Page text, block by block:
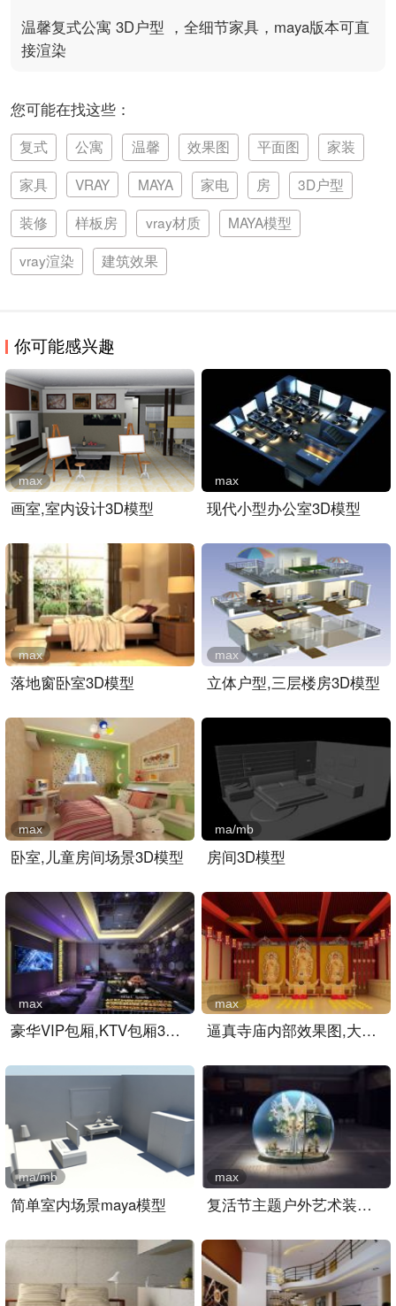
温馨复式公寓 3D户型 ，全细节家具，maya版本可直
接渲染
您可能在找这些：
复式 公寓 温馨 效果图 平面图
家装
家具
VRAY MAYA 家电 房
3D户型
装修
样板房 vray材质
MAYA模型
vray渲染
建筑效果
你可能感兴趣
画室,室内设计3D模型
max
现代小型办公室3D模型
max
落地窗卧室3D模型
max
立体户型,三层楼房3D模型
max
卧室,儿童房间场景3D模型
max
房间3D模型
ma/mb
豪华VIP包厢,KTV包厢3D模型..
max
逼真寺庙内部效果图,大雄宝..
max
简单室内场景maya模型
ma/mb
复活节主题户外艺术装置,室..
max